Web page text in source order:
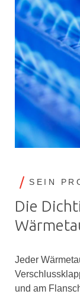
SEIN
Die
Jeder
und am